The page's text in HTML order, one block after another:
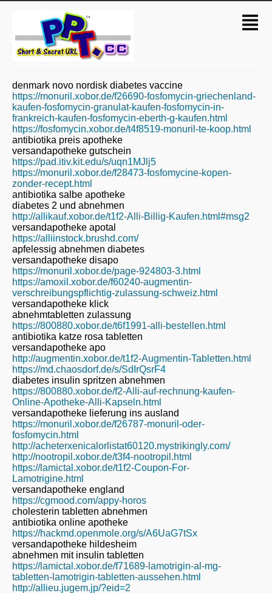
denmark novo nordisk diabetes vaccine
https://monuril.xobor.de/f26690-fosfomycin-griechenland-
kaufen-fosfomycin-granulat-kaufen-fosfomycin-in-
frankreich-kaufen-fosfomycin-eberth-g-kaufen.html
https://fosfomycin.xobor.de/t4f8519-monuril-te-koop.html
antibiotika preis apotheke
versandapotheke gutschein
https://pad.itiv.kit.edu/s/uqn1MJlj5
https://monuril.xobor.de/f28473-fosfomycine-kopen-
zonder-recept.html
antibiotika salbe apotheke
diabetes 2 und abnehmen
http://allikauf.xobor.de/t1f2-Alli-Billig-Kaufen.html#msg2
versandapotheke apotal
https://alliinstock.brushd.com/
apfelessig abnehmen diabetes
versandapotheke disapo
https://monuril.xobor.de/page-924803-3.html
https://amoxil.xobor.de/f60240-augmentin-
verschreibungspflichtig-zulassung-schweiz.html
versandapotheke klick
abnehmtabletten zulassung
https://800880.xobor.de/t6f1991-alli-bestellen.html
antibiotika katze rosa tabletten
versandapotheke apo
http://augmentin.xobor.de/t1f2-Augmentin-Tabletten.html
https://md.chaosdorf.de/s/SdIrQsrF4
diabetes insulin spritzen abnehmen
https://800880.xobor.de/f2-Alli-auf-rechnung-kaufen-
Online-Apotheke-Alli-Kapseln.html
versandapotheke lieferung ins ausland
https://monuril.xobor.de/f26787-monuril-oder-
fosfomycin.html
http://acheterxenicalorlistat60120.mystrikingly.com/
http://nootropil.xobor.de/t3f4-nootropil.html
https://lamictal.xobor.de/t1f2-Coupon-For-
Lamotrigine.html
versandapotheke england
https://cgmood.com/appy-horos
cholesterin tabletten abnehmen
antibiotika online apotheke
https://hackmd.openmole.org/s/A6UaG7tSx
versandapotheke hildesheim
abnehmen mit insulin tabletten
https://lamictal.xobor.de/f71689-lamotrigin-al-mg-
tabletten-lamotrigin-tabletten-aussehen.html
http://allieu.jugem.jp/?eid=2